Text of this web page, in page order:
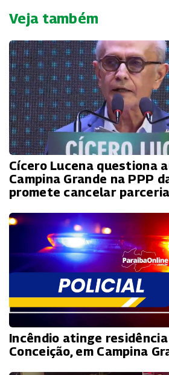
Veja também
Cícero Lucena questiona
Campina Grande na PPP
promete cancelar
Incêndio atinge
Conceição, em Campina